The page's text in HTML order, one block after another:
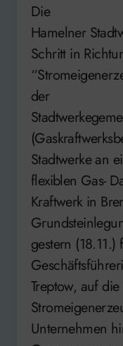
Die
Hamelner
Schritt in
der
Stadtwerke an
flexiblen Gas-
Kraftwerk in
gestern
Treptow, auf
Unternehmen